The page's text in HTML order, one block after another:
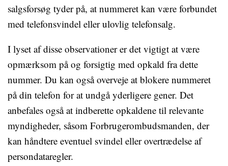
salgsforsøg tyder på, at nummeret kan være forbundet
med telefonsvindel eller ulovlig telefonsalg.
I lyset af disse observationer er det vigtigt at være
opmærksom på og forsigtig med opkald fra dette
nummer. Du kan også overveje at blokere nummeret
på din telefon for at undgå yderligere gener. Det
anbefales også at indberette opkaldene til relevante
myndigheder, såsom Forbrugerombudsmanden, der
kan håndtere eventuel svindel eller overtrædelse af
persondataregler.